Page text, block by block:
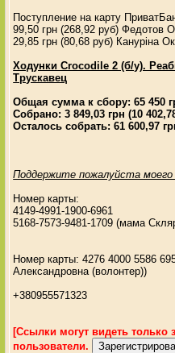
Поступление на карту
99,50 грн (268,92 руб) Федотов
29,85 грн (80,68 руб) Кануріна
Ходунки Crocodile 2 (б/у).
Трускавец
Общая сумма к сбору: 65 450
Собрано: 3 849,03 грн (10
Осталось собрать: 61 600,97
Поддержите пожалуйста моего
Номер карты:
4149-4991-1900-6961
5168-7573-9481-1709 (мама
Номер карты: 4276 4000 5586
Александровна (волонтер))
+380955571323
[Ссылки могут видеть только
пользователи.